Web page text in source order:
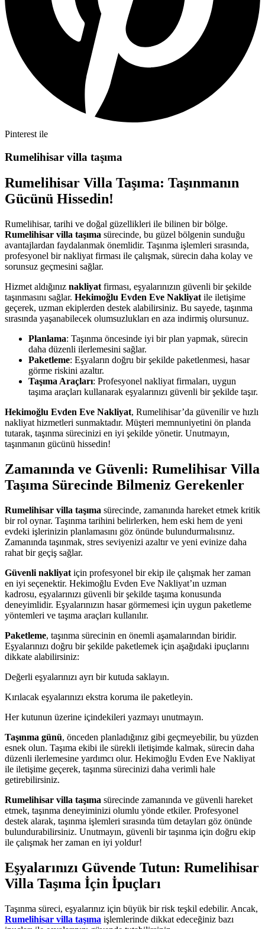
Pinterest ile
Rumelihisar villa taşıma
Rumelihisar Villa Taşıma: Taşınmanın
Gücünü Hissedin!
Rumelihisar, tarihi ve doğal güzellikleri ile bilinen bir bölge.
Rumelihisar villa taşıma sürecinde, bu güzel bölgenin sunduğu
avantajlardan faydalanmak önemlidir. Taşınma işlemleri sırasında,
profesyonel bir nakliyat firması ile çalışmak, sürecin daha kolay ve
sorunsuz geçmesini sağlar.
Hizmet aldığınız nakliyat firması, eşyalarınızın güvenli bir şekilde
taşınmasını sağlar. Hekimoğlu Evden Eve Nakliyat ile iletişime
geçerek, uzman ekiplerden destek alabilirsiniz. Bu sayede, taşınma
sırasında yaşanabilecek olumsuzlukları en aza indirmiş olursunuz.
Planlama: Taşınma öncesinde iyi bir plan yapmak, sürecin
daha düzenli ilerlemesini sağlar.
Paketleme: Eşyaların doğru bir şekilde paketlenmesi, hasar
görme riskini azaltır.
Taşıma Araçları: Profesyonel nakliyat firmaları, uygun
taşıma araçları kullanarak eşyalarınızı güvenli bir şekilde taşır.
Hekimoğlu Evden Eve Nakliyat, Rumelihisar’da güvenilir ve hızlı
nakliyat hizmetleri sunmaktadır. Müşteri memnuniyetini ön planda
tutarak, taşınma sürecinizi en iyi şekilde yönetir. Unutmayın,
taşınmanın gücünü hissedin!
Zamanında ve Güvenli: Rumelihisar Villa
Taşıma Sürecinde Bilmeniz Gerekenler
Rumelihisar villa taşıma sürecinde, zamanında hareket etmek kritik
bir rol oynar. Taşınma tarihini belirlerken, hem eski hem de yeni
evdeki işlerinizin planlamasını göz önünde bulundurmalısınız.
Zamanında taşınmak, stres seviyenizi azaltır ve yeni evinize daha
rahat bir geçiş sağlar.
Güvenli nakliyat için profesyonel bir ekip ile çalışmak her zaman
en iyi seçenektir. Hekimoğlu Evden Eve Nakliyat’ın uzman
kadrosu, eşyalarınızı güvenli bir şekilde taşıma konusunda
deneyimlidir. Eşyalarınızın hasar görmemesi için uygun paketleme
yöntemleri ve taşıma araçları kullanılır.
Paketleme, taşınma sürecinin en önemli aşamalarından biridir.
Eşyalarınızı doğru bir şekilde paketlemek için aşağıdaki ipuçlarını
dikkate alabilirsiniz:
Değerli eşyalarınızı ayrı bir kutuda saklayın.
Kırılacak eşyalarınızı ekstra koruma ile paketleyin.
Her kutunun üzerine içindekileri yazmayı unutmayın.
Taşınma günü, önceden planladığınız gibi geçmeyebilir, bu yüzden
esnek olun. Taşıma ekibi ile sürekli iletişimde kalmak, sürecin daha
düzenli ilerlemesine yardımcı olur. Hekimoğlu Evden Eve Nakliyat
ile iletişime geçerek, taşınma sürecinizi daha verimli hale
getirebilirsiniz.
Rumelihisar villa taşıma sürecinde zamanında ve güvenli hareket
etmek, taşınma deneyiminizi olumlu yönde etkiler. Profesyonel
destek alarak, taşınma işlemleri sırasında tüm detayları göz önünde
bulundurabilirsiniz. Unutmayın, güvenli bir taşınma için doğru ekip
ile çalışmak her zaman en iyi yoldur!
Eşyalarınızı Güvende Tutun: Rumelihisar
Villa Taşıma İçin İpuçları
Taşınma süreci, eşyalarınız için büyük bir risk teşkil edebilir. Ancak,
Rumelihisar villa taşıma işlemlerinde dikkat edeceğiniz bazı